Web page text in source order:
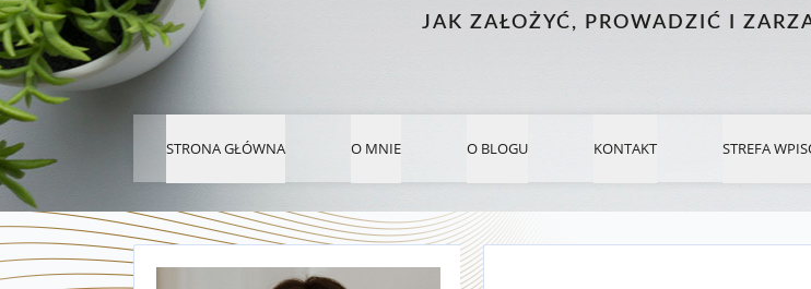
JAK ZAŁOŻYĆ, PROWADZIĆ I
STRONA GŁÓWNA O MNIE O BLOGU KONTAKT STREFA